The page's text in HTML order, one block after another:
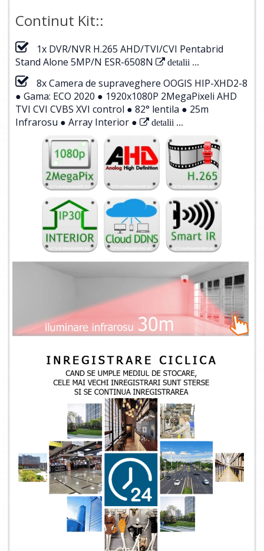
Continut Kit::
1x DVR/NVR H.265 AHD/TVI/CVI Pentabrid
Stand Alone 5MP/N ESR-6508N
detalii ...
8x Camera de supraveghere OOGIS HIP-XHD2-8
● Gama: ECO 2020 ● 1920x1080P 2MegaPixeli AHD
TVI CVI CVBS XVI control ● 82° lentila ● 25m
Infrarosu ● Array Interior ●
detalii ...